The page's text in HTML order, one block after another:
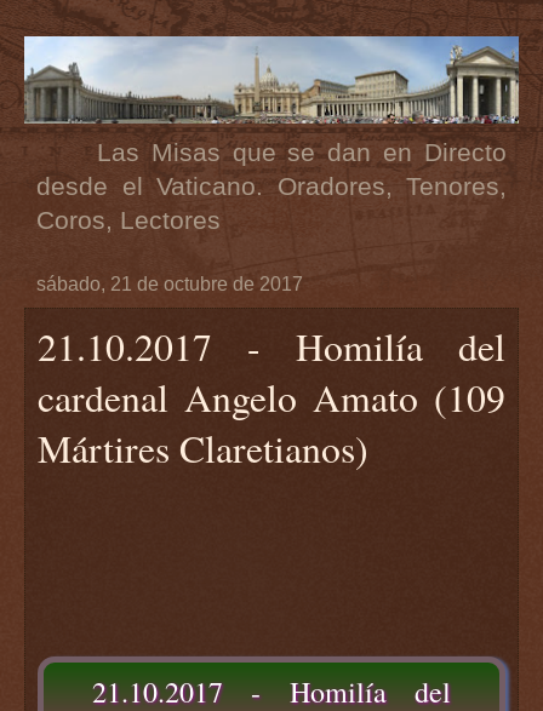
Las Misas que se dan en Directo
desde el Vaticano. Oradores, Tenores,
Coros, Lectores
sábado, 21 de octubre de 2017
21.10.2017 - Homilía del
cardenal Angelo Amato (109
Mártires Claretianos)
21.10.2017 - Homilía del